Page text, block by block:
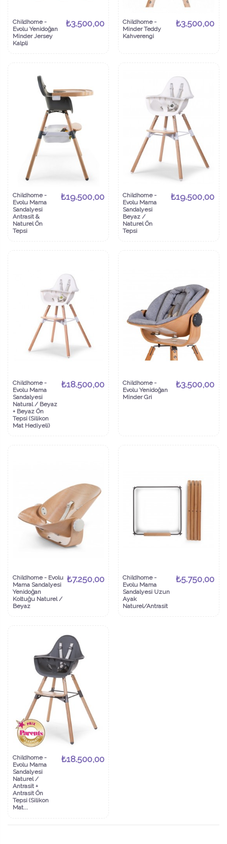
Childhome -
Evolu Yenidoğan
Minder Jersey
Kalpli
₺3.500,00
Childhome -
Minder Teddy
Kahverengi
₺3.500,00
Childhome -
Evolu Mama
Sandalyesi
Antrasit &
Naturel Ön
Tepsi
₺19.500,00
Childhome -
Evolu Mama
Sandalyesi
Beyaz /
Naturel Ön
Tepsi
₺19.500,00
Childhome -
Evolu Mama
Sandalyesi
Natural / Beyaz
+ Beyaz Ön
Tepsi (Silikon
Mat Hediyeli)
₺18.500,00
Childhome -
Evolu Yenidoğan
Minder Gri
₺3.500,00
Childhome - Evolu
Mama Sandalyesi
Yenidoğan
Koltuğu Naturel /
Beyaz
₺7.250,00
Childhome -
Evolu Mama
Sandalyesi Uzun
Ayak
Naturel/Antrasit
₺5.750,00
Childhome -
Evolu Mama
Sandalyesi
Naturel /
Antrasit +
Antrasit Ön
Tepsi (Silikon
Mat...
₺18.500,00